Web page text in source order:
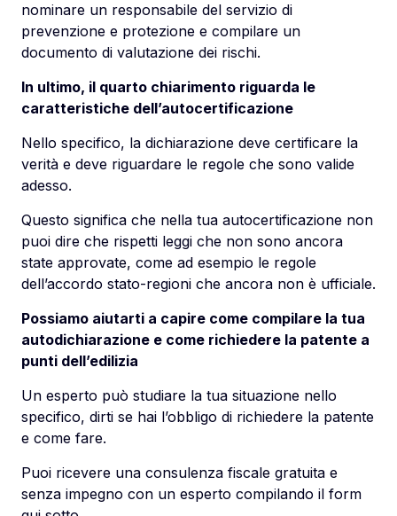
nominare un responsabile del servizio di
prevenzione e protezione e compilare un
documento di valutazione dei rischi.
In ultimo, il quarto chiarimento riguarda le
caratteristiche dell’autocertificazione
Nello specifico, la dichiarazione deve certificare la
verità e deve riguardare le regole che sono valide
adesso.
Questo significa che nella tua autocertificazione non
puoi dire che rispetti leggi che non sono ancora
state approvate, come ad esempio le regole
dell’accordo stato-regioni che ancora non è ufficiale.
Possiamo aiutarti a capire come compilare la tua
autodichiarazione e come richiedere la patente a
punti dell’edilizia
Un esperto può studiare la tua situazione nello
specifico, dirti se hai l’obbligo di richiedere la patente
e come fare.
Puoi ricevere una consulenza fiscale gratuita e
senza impegno con un esperto compilando il form